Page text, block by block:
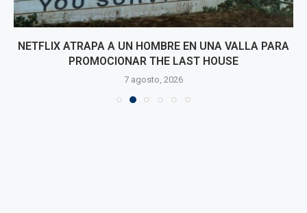
NETFLIX ATRAPA A UN HOMBRE EN UNA VALLA PARA
PROMOCIONAR THE LAST HOUSE
7 agosto, 2026